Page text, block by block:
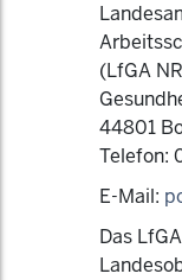
(LfGA
44801
Telefon:
E-Mail:
Das